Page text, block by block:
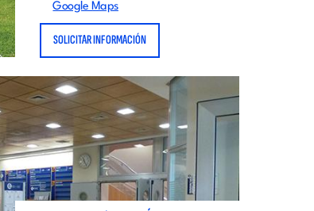
Google Maps
SOLICITAR INFORMACIÓN